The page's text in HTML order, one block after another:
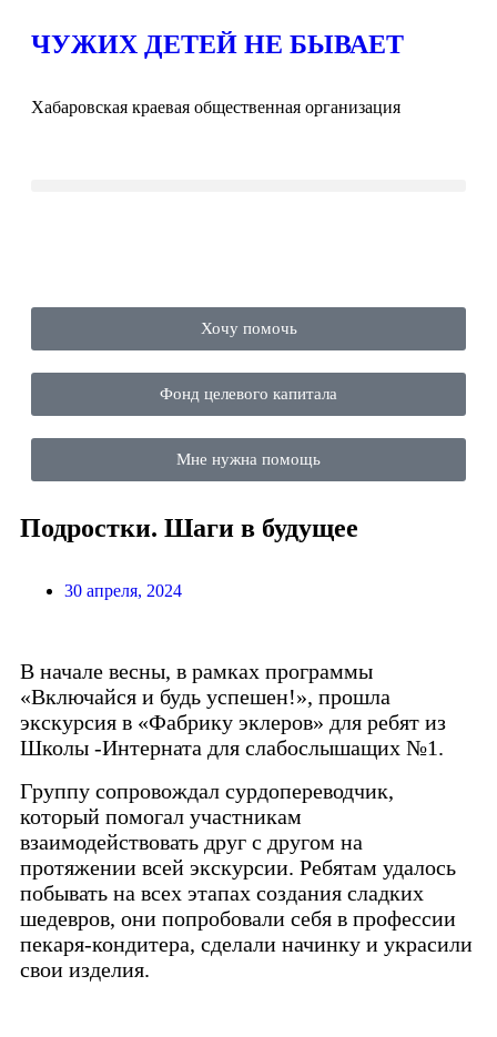
ЧУЖИХ ДЕТЕЙ НЕ БЫВАЕТ
Хабаровская краевая общественная организация
Хочу помочь
Фонд целевого капитала
Мне нужна помощь
Подростки. Шаги в будущее
30 апреля, 2024
В начале весны, в рамках программы
«Включайся и будь успешен!», прошла
экскурсия в «Фабрику эклеров» для ребят из
Школы -Интерната для слабослышащих №1.
Группу сопровождал сурдопереводчик,
который помогал участникам
взаимодействовать друг с другом на
протяжении всей экскурсии. Ребятам удалось
побывать на всех этапах создания сладких
шедевров, они попробовали себя в профессии
пекаря-кондитера, сделали начинку и украсили
свои изделия.